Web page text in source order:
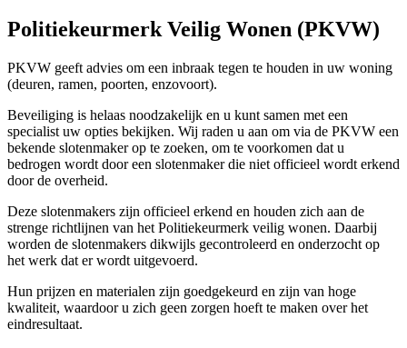
Politiekeurmerk Veilig Wonen (PKVW)
PKVW geeft advies om een inbraak tegen te houden in uw woning
(deuren, ramen, poorten, enzovoort).
Beveiliging is helaas noodzakelijk en u kunt samen met een
specialist uw opties bekijken. Wij raden u aan om via de PKVW een
bekende slotenmaker op te zoeken, om te voorkomen dat u
bedrogen wordt door een slotenmaker die niet officieel wordt erkend
door de overheid.
Deze slotenmakers zijn officieel erkend en houden zich aan de
strenge richtlijnen van het Politiekeurmerk veilig wonen. Daarbij
worden de slotenmakers dikwijls gecontroleerd en onderzocht op
het werk dat er wordt uitgevoerd.
Hun prijzen en materialen zijn goedgekeurd en zijn van hoge
kwaliteit, waardoor u zich geen zorgen hoeft te maken over het
eindresultaat.